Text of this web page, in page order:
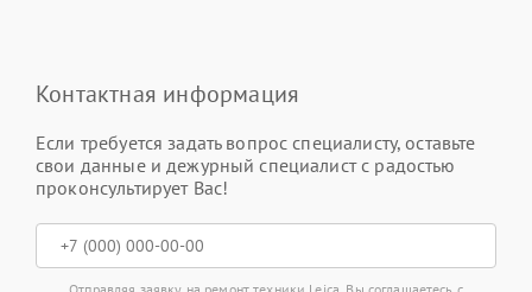
Контактная информация
Если требуется задать вопрос специалисту, оставьте
свои данные и дежурный специалист с радостью
проконсультирует Вас!